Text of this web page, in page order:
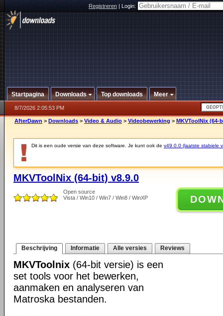
Registreren|Login:
Startpagina Downloads Top downloads Meer
8/7/2026 2:05:53 PM
AfterDawn > Downloads > Video & Audio > Videobewerking > MKVToolNix (64-
Dit is een oude versie van deze software. Je kunt ook de v49.0.0 (laatste stabiele
MKVToolNix (64-bit) v8.9.0
Open source
Vista / Win10 / Win7 / Win8 / WinXP
Beschrijving Informatie Alle versies Reviews
MKVToolnix (64-bit versie) is een
set tools voor het bewerken,
aanmaken en analyseren van
Matroska bestanden.